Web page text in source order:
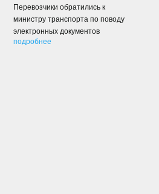
Перевозчики обратились к
министру транспорта по поводу
электронных документов
подробнее